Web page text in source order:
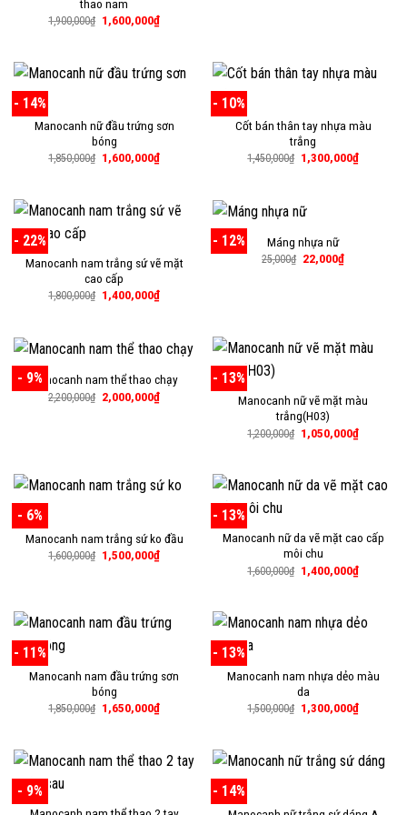
thao nam
1,900,000₫ Giá
gốc
1,600,000₫Giá
hiện
1,600,000₫.
- 14%
Manocanh nữ đầu trứng sơn
bóng
1,850,000₫ Giá
gốc
1,600,000₫Giá
hiện
1,600,000₫.
- 10%
Cốt bán thân tay nhựa màu
trắng
1,450,000₫ Giá
gốc
1,300,000₫Giá
hiện
- 22%
Manocanh nam trắng sứ vẽ mặt
cao cấp
1,800,000₫ Giá
gốc
1,400,000₫Giá
hiện
1,400,000₫.
- 12% Máng nhựa nữ
25,000₫ Giá
gốc
22,000₫Giá
hiện
- 9%Manocanh nam thể thao chạy
2,200,000₫ Giá
gốc
2,000,000₫Giá
hiện
- 13%
Manocanh nữ vẽ mặt màu
trắng(H03)
1,200,000₫ Giá
gốc
1,050,000₫Giá
hiện
- 6%
Manocanh nam trắng sứ ko đầu
1,600,000₫ Giá
gốc
1,500,000₫Giá
hiện
- 13%
Manocanh nữ da vẽ mặt cao cấp
môi chu
1,600,000₫ Giá
gốc
1,400,000₫Giá
hiện
- 11%
Manocanh nam đầu trứng sơn
bóng
1,850,000₫ Giá
gốc
1,650,000₫Giá
hiện
1,650,000₫.
- 13%
Manocanh nam nhựa dẻo màu
da
1,500,000₫ Giá
gốc
1,300,000₫Giá
hiện
- 9% - 14%